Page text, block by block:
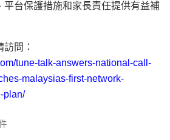
平台保護措施和家長責任提供有益補
問：
tune-talk-answers-national-call-
malaysias-first-network-
plan/